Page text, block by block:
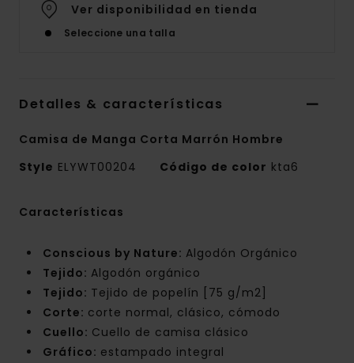
Ver disponibilidad en tienda
Seleccione una talla
Detalles & características
Camisa de Manga Corta Marrón Hombre
Style ELYWT00204 Código de color kta6
Características
Conscious by Nature: Algodón Orgánico
Tejido: Algodón orgánico
Tejido: Tejido de popelín [75 g/m2]
Corte: corte normal, clásico, cómodo
Cuello: Cuello de camisa clásico
Gráfico: estampado integral